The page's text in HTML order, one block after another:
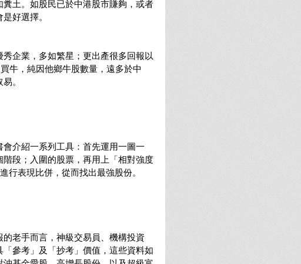
土。如股民已於中港股市賺夠，或者
好選擇。
企業，多如繁星；更出產很多回報以
牛，純因他鄉牛股數量，遠多於中
。
介紹一系列工具：首先運用一圖一
段；入圍的股票，再用上「相對強度
行表現比併，從而找出最強股份。
老手而言，神級交易員、機構投資
參考」及「抄考」價值，這些資料如